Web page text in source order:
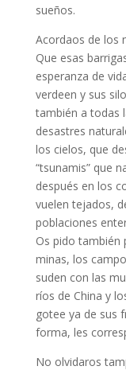
sueños.
Acordaos de los
Que esas
esperanza de
verdeen y sus
también a todas
desastres
los cielos, que
“tsunamis” que
después en los
vuelen tejados,
poblaciones
Os pido también
minas, los
suden con las
ríos de China y
gotee ya de sus
forma, les
No olvidaros